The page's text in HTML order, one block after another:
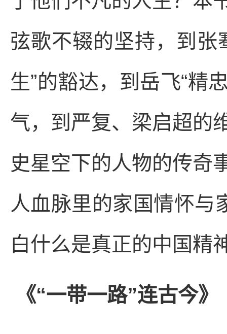
弦歌不辍的坚持，到张
生”的豁达，到岳飞“精
气，到严复、梁启超
史星空下的人物的传奇
人血脉里的家国情怀与
白什么是真正的中国精
《“一带一路”连古今》